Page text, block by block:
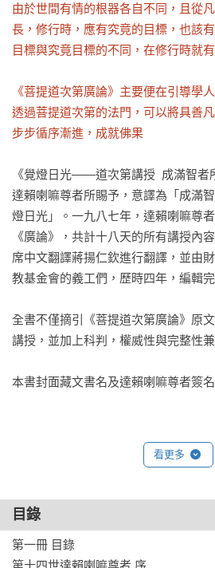
由於世間有情的根器各自不同，且從
長，修行時，應有究竟的目標，也該
目標與究竟目標的不同，在修行時就
《菩提道次第廣論》主要便在引導學
透過菩提道次第的法門，可以將具善
步步循序漸進，成就佛果
《覺燈日光——道次第講授  成滿智者
達賴喇嘛尊者所賜予，意譯為「成滿
燈日光」。一九八七年，達賴喇嘛尊
《廣論》，共計十八天的所有講授內
席中文翻譯蔣揚仁欽進行翻譯，並由
教基金會的義工們，歷時四年，編輯完
全書不僅摘引《菩提道次第廣論》原
講授，並加上科判，權威性與完整性兼
本書封面藏文書名及達賴喇嘛尊者簽
看更多
目錄
第一冊 目錄
第十四世達賴喇嘛尊者 序